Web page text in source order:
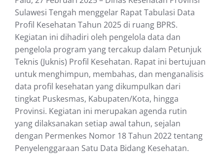
Sulawesi Tengah menggelar Rapat Tabulasi Data
Profil Kesehatan Tahun 2025 di ruang BPRS.
Kegiatan ini dihadiri oleh pengelola data dan
pengelola program yang tercakup dalam Petunjuk
Teknis (Juknis) Profil Kesehatan. Rapat ini bertujuan
untuk menghimpun, membahas, dan menganalisis
data profil kesehatan yang dikumpulkan dari
tingkat Puskesmas, Kabupaten/Kota, hingga
Provinsi. Kegiatan ini merupakan agenda rutin
yang dilaksanakan setiap awal tahun, sejalan
dengan Permenkes Nomor 18 Tahun 2022 tentang
Penyelenggaraan Satu Data Bidang Kesehatan.